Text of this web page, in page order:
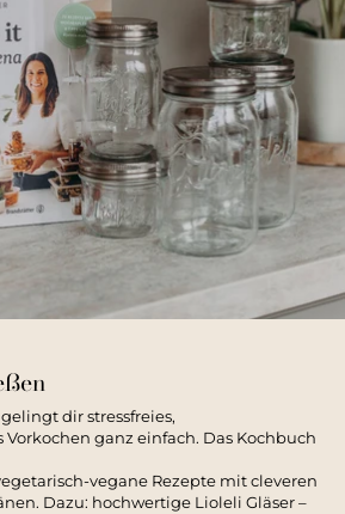
gelingt dir stressfreies,
ganz einfach. Das Kochbuch
vegane Rezepte mit cleveren
Dazu: hochwertige Lioleli Gläser –